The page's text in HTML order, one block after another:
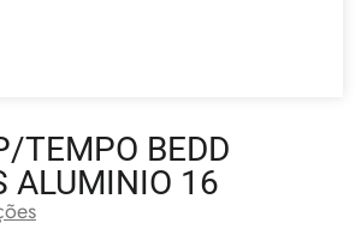
TEMPO BEDD
ALUMINIO 16